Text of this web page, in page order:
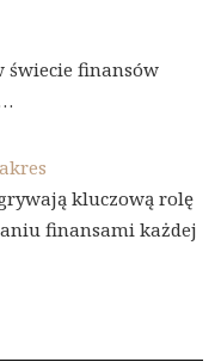
finansów
kluczową rolę
finansami każdej